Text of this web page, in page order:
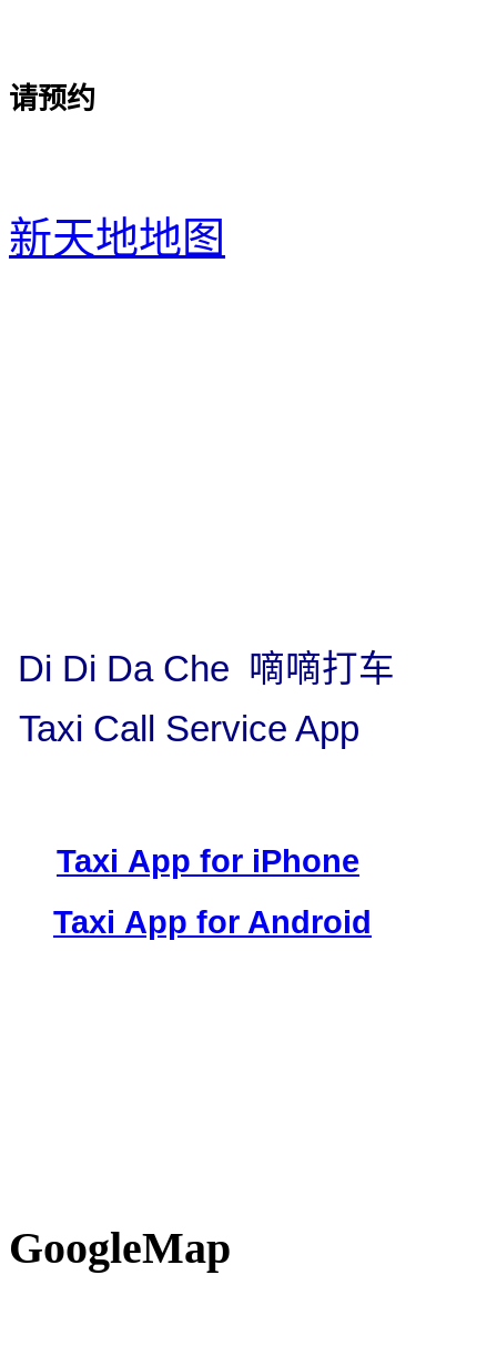
请预约
新天地地图
Di Di Da Che 嘀嘀打车
Taxi Call Service App
Taxi App for iPhone
Taxi App for Android
GoogleMap